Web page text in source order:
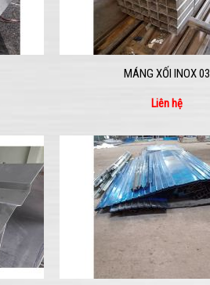
MÁNG XỐI INOX 03
Liên hệ